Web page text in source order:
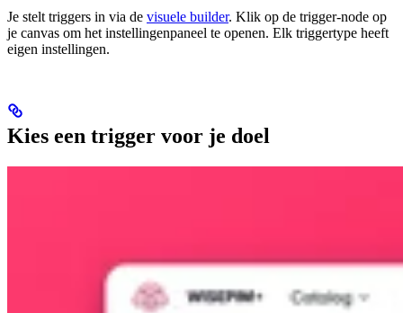
Je stelt triggers in via de visuele builder. Klik op de trigger-node op
je canvas om het instellingenpaneel te openen. Elk triggertype heeft
eigen instellingen.
Kies een trigger voor je doel